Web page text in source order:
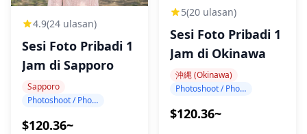
4.9(24 ulasan)
Sesi Foto Pribadi 1
Jam di Sapporo
Sapporo
Photoshoot / Photo tour
$120.36~
5(20 ulasan)
Sesi Foto Pribadi 1
Jam di Okinawa
沖縄 (Okinawa)
Photoshoot / Photo tour
$120.36~